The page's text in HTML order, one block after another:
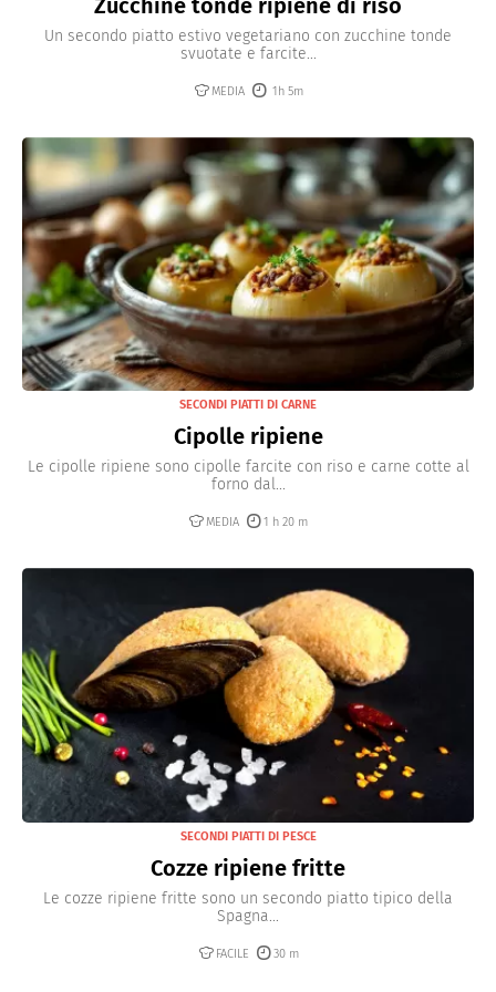
Zucchine tonde ripiene di riso
Un secondo piatto estivo vegetariano con zucchine tonde
svuotate e farcite...
MEDIA 1h 5m
SECONDI PIATTI DI CARNE
Cipolle ripiene
Le cipolle ripiene sono cipolle farcite con riso e carne cotte al
forno dal...
MEDIA 1 h 20 m
SECONDI PIATTI DI PESCE
Cozze ripiene fritte
Le cozze ripiene fritte sono un secondo piatto tipico della
Spagna...
FACILE 30 m